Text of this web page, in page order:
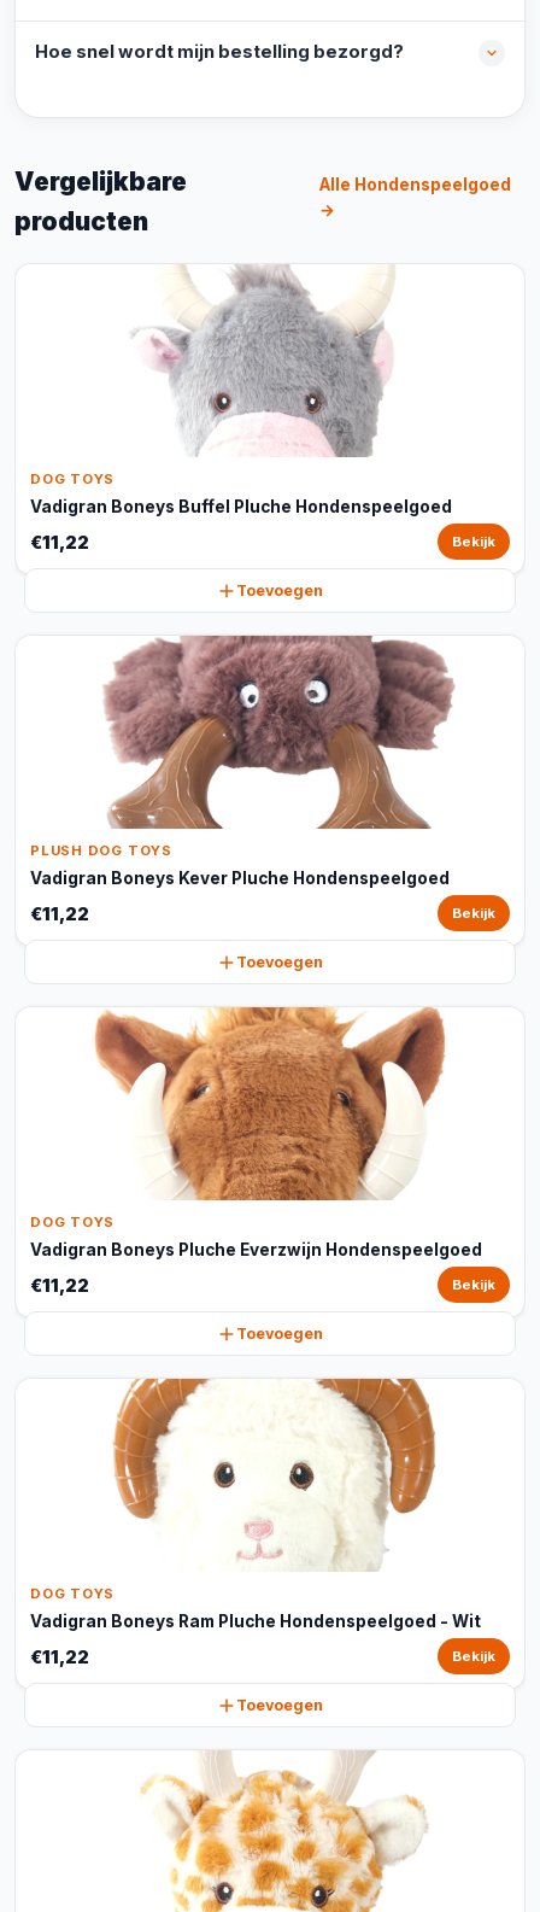
Hoe snel wordt mijn bestelling bezorgd?
Vergelijkbare
producten
Alle Hondenspeelgoed
→
DOG TOYS
Vadigran Boneys Buffel Pluche Hondenspeelgoed
€11,22 Bekijk
Toevoegen
PLUSH DOG TOYS
Vadigran Boneys Kever Pluche Hondenspeelgoed
€11,22 Bekijk
Toevoegen
DOG TOYS
Vadigran Boneys Pluche Everzwijn Hondenspeelgoed
€11,22 Bekijk
Toevoegen
DOG TOYS
Vadigran Boneys Ram Pluche Hondenspeelgoed - Wit
€11,22 Bekijk
Toevoegen